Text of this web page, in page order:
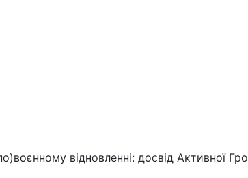
відновленні: досвід Активної